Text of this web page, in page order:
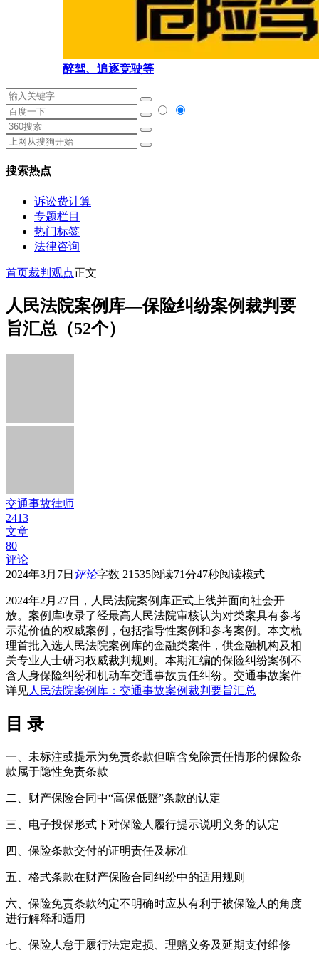
醉驾、追逐竞驶等
搜索热点
诉讼费计算
专题栏目
热门标签
法律咨询
首页裁判观点正文
人民法院案例库—保险纠纷案例裁判要
旨汇总（52个）
交通事故律师
2413
文章
80
评论
2024年3月7日 评论字数 21535阅读71分47秒阅读模式
2024年2月27日，人民法院案例库正式上线并面向社会开
放。案例库收录了经最高人民法院审核认为对类案具有参考
示范价值的权威案例，包括指导性案例和参考案例。本文梳
理首批入选人民法院案例库的金融类案件，供金融机构及相
关专业人士研习权威裁判规则。本期汇编的保险纠纷案例不
含人身保险纠纷和机动车交通事故责任纠纷。交通事故案件
详见人民法院案例库：交通事故案例裁判要旨汇总
目 录
一、未标注或提示为免责条款但暗含免除责任情形的保险条
款属于隐性免责条款
二、财产保险合同中“高保低赔”条款的认定
三、电子投保形式下对保险人履行提示说明义务的认定
四、保险条款交付的证明责任及标准
五、格式条款在财产保险合同纠纷中的适用规则
六、保险免责条款约定不明确时应从有利于被保险人的角度
进行解释和适用
七、保险人怠于履行法定定损、理赔义务及延期支付维修